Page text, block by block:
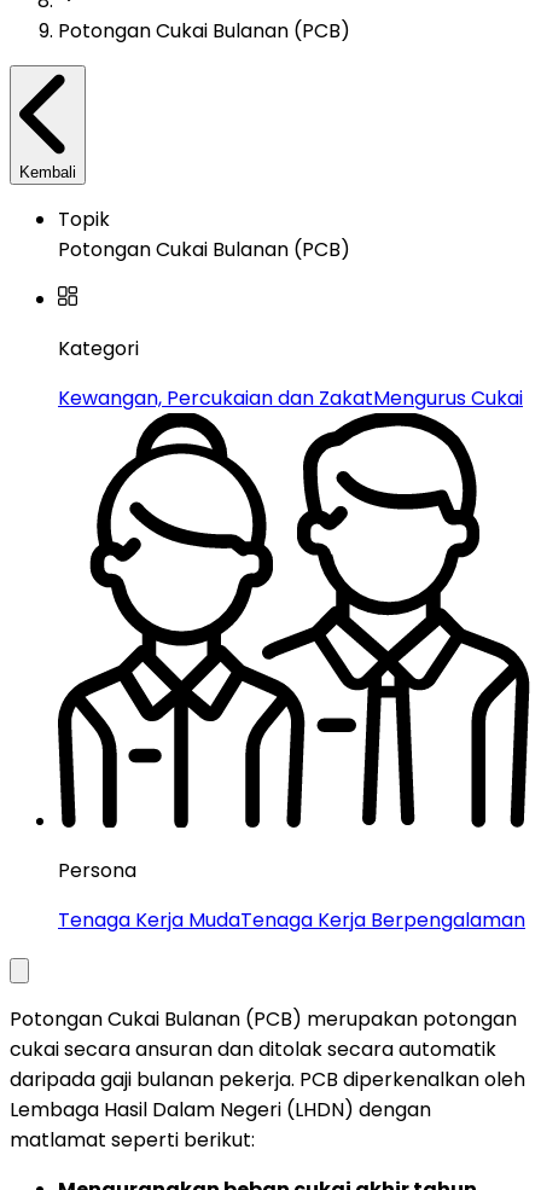
Potongan Cukai Bulanan (PCB)
Kembali
Topik
Potongan Cukai Bulanan (PCB)
Kategori
Kewangan, Percukaian dan ZakatMengurus Cukai
Persona
Tenaga Kerja MudaTenaga Kerja Berpengalaman
Potongan Cukai Bulanan (PCB) merupakan potongan
cukai secara ansuran dan ditolak secara automatik
daripada gaji bulanan pekerja. PCB diperkenalkan oleh
Lembaga Hasil Dalam Negeri (LHDN) dengan
matlamat seperti berikut: